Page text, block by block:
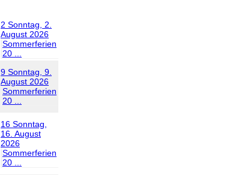
2 Sonntag, 2.
August 2026
Sommerferien
20 ...
9 Sonntag, 9.
August 2026
Sommerferien
20 ...
16 Sonntag,
16. August
2026
Sommerferien
20 ...